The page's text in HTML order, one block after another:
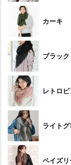
カーキ
ブラック
レトロピ
ライト
ペイズリ